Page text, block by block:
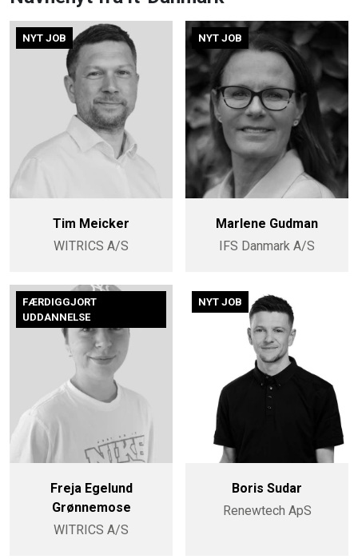
NYT JOB
Tim Meicker
WITRICS A/S
NYT JOB
Marlene Gudman
IFS Danmark A/S
FÆRDIGGJORT
UDDANNELSE
Freja Egelund
Grønnemose
WITRICS A/S
NYT JOB
Boris Sudar
Renewtech ApS